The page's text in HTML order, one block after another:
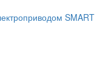
SMART